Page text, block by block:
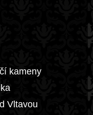
kameny
Vltavou